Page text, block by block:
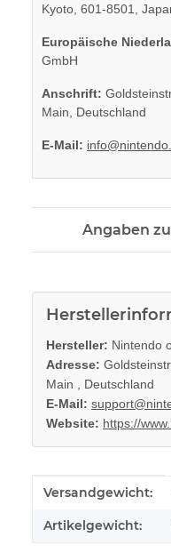
Kyoto, 601-8501,
Europäische
GmbH
Anschrift:
Main, Deutschland
E-Mail:
Angaben
Hersteller: Nintendo
Adresse:
Main , Deutschland
E-Mail:
Website: https://
Produkteigenschaft
Wert
Versandgewicht:
Artikelgewicht: